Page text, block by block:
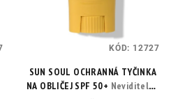
SUN SOUL OCHRANNÁ TYČINKA
NA OBLIČEJ SPF 50+ Neviditelná
KÓD: 12727